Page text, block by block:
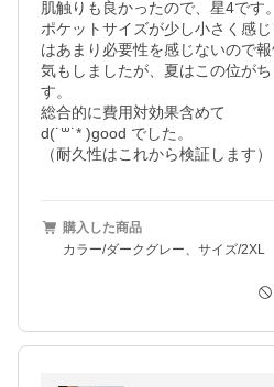
肌触りも良かったので、星4です。
ポケットサイズが少し小さく感
はあまり必要性を感じないので
気もしましたが、夏はこの位が
す。
総合的に費用対効果含めて
d(˙꒳​˙* )good でした。
（耐久性はこれから検証します）
購入した商品
カラー/ダークグレー、サイズ/2XL